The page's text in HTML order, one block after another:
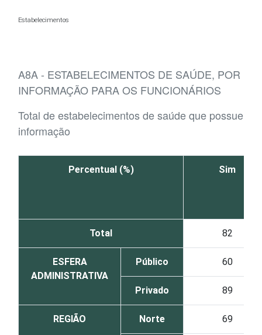
Estabelecimentos
A8A - ESTABELECIMENTOS DE SAÚDE, POR
INFORMAÇÃO PARA OS FUNCIONÁRIOS
Total de estabelecimentos de saúde que possuem
informação
Percentual (%) Sim
Total 82
ESFERA
ADMINISTRATIVA
Público 60
Privado 89
REGIÃO Norte 69